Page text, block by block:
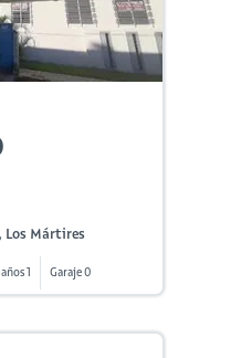
Los Mártires
1 Garaje 0